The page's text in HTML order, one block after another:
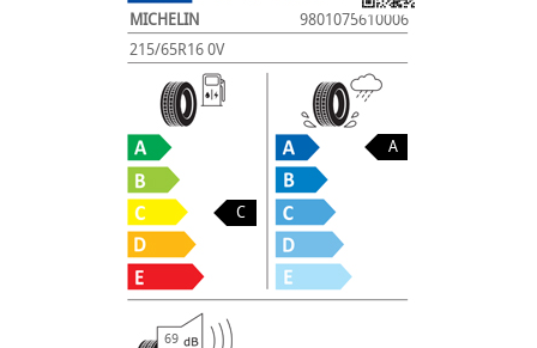
MICHELIN
9801075610006
215/65R16 0V
C
A
69